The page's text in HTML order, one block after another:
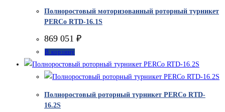
Полноростовый моторизованный роторный турникет
PERCo RTD-16.1S
869 051 ₽
В корзину
Полноростовый роторный турникет PERCo RTD-
16.2S